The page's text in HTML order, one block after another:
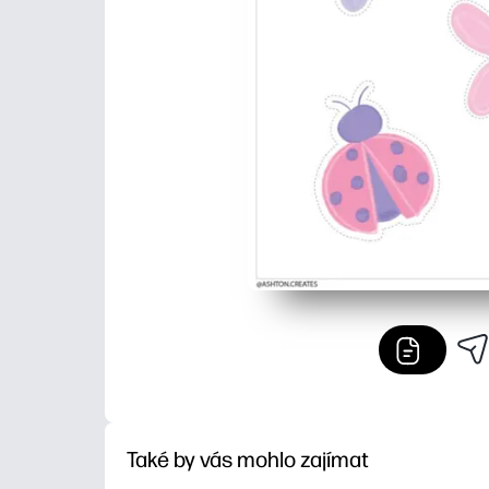
Také by vás mohlo zajímat